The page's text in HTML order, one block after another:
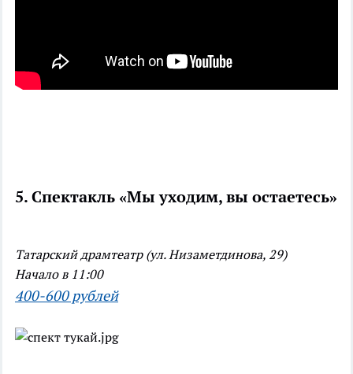
5. Спектакль «Мы уходим, вы остаетесь»
Татарский драмтеатр (ул. Низаметдинова, 29)
Начало в 11:00
400-600 рублей